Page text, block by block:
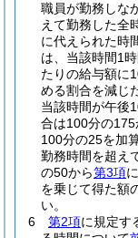
職員が勤務しな
えて勤務した全
に代えられた時
は、当該時間1時
たりの給与額に
める割合を減じ
当該時間が午後
合は100分の175
100分の25を加
勤務時間を超え
の50から第3項
を乗じて得た額
い。
6
第2項に規定す